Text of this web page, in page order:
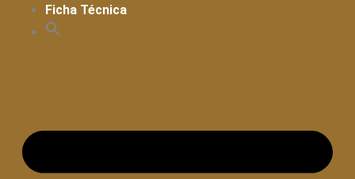
Ficha Técnica